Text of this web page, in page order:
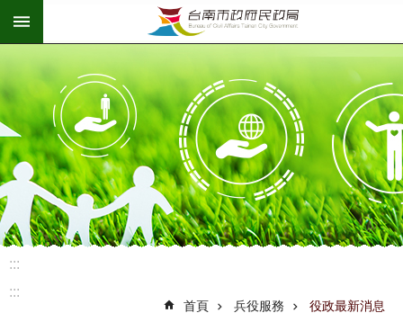
跳到主要內容區塊
:::
:::
首頁 兵役服務 役政最新消息